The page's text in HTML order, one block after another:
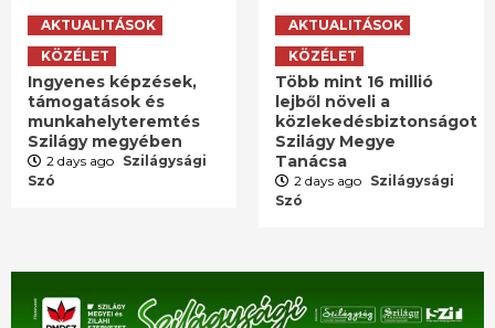
AKTUALITÁSOK
KÖZÉLET
Ingyenes képzések,
támogatások és
munkahelyteremtés
Szilágy megyében
2 days ago Szilágysági
Szó
AKTUALITÁSOK
KÖZÉLET
Több mint 16 millió
lejből növeli a
közlekedésbiztonságot
Szilágy Megye
Tanácsa
2 days ago Szilágysági
Szó